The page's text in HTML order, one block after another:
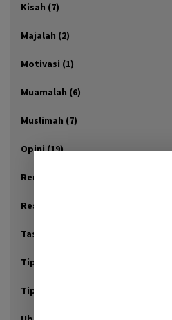
Kisah (7)
Majalah (2)
Motivasi (1)
Muamalah (6)
Muslimah (7)
Opini (19)
Renungan (8)
Resensi (5)
Tasawuf (17)
Tips & Trik (2)
Tips Pesantren (4)